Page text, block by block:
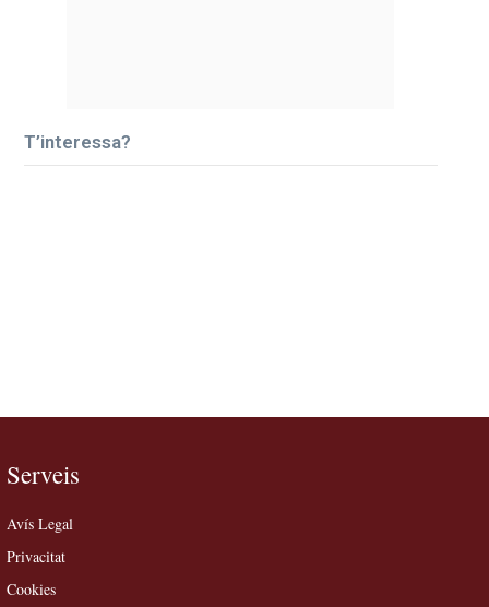
T’interessa?
Serveis
Avís Legal
Privacitat
Cookies